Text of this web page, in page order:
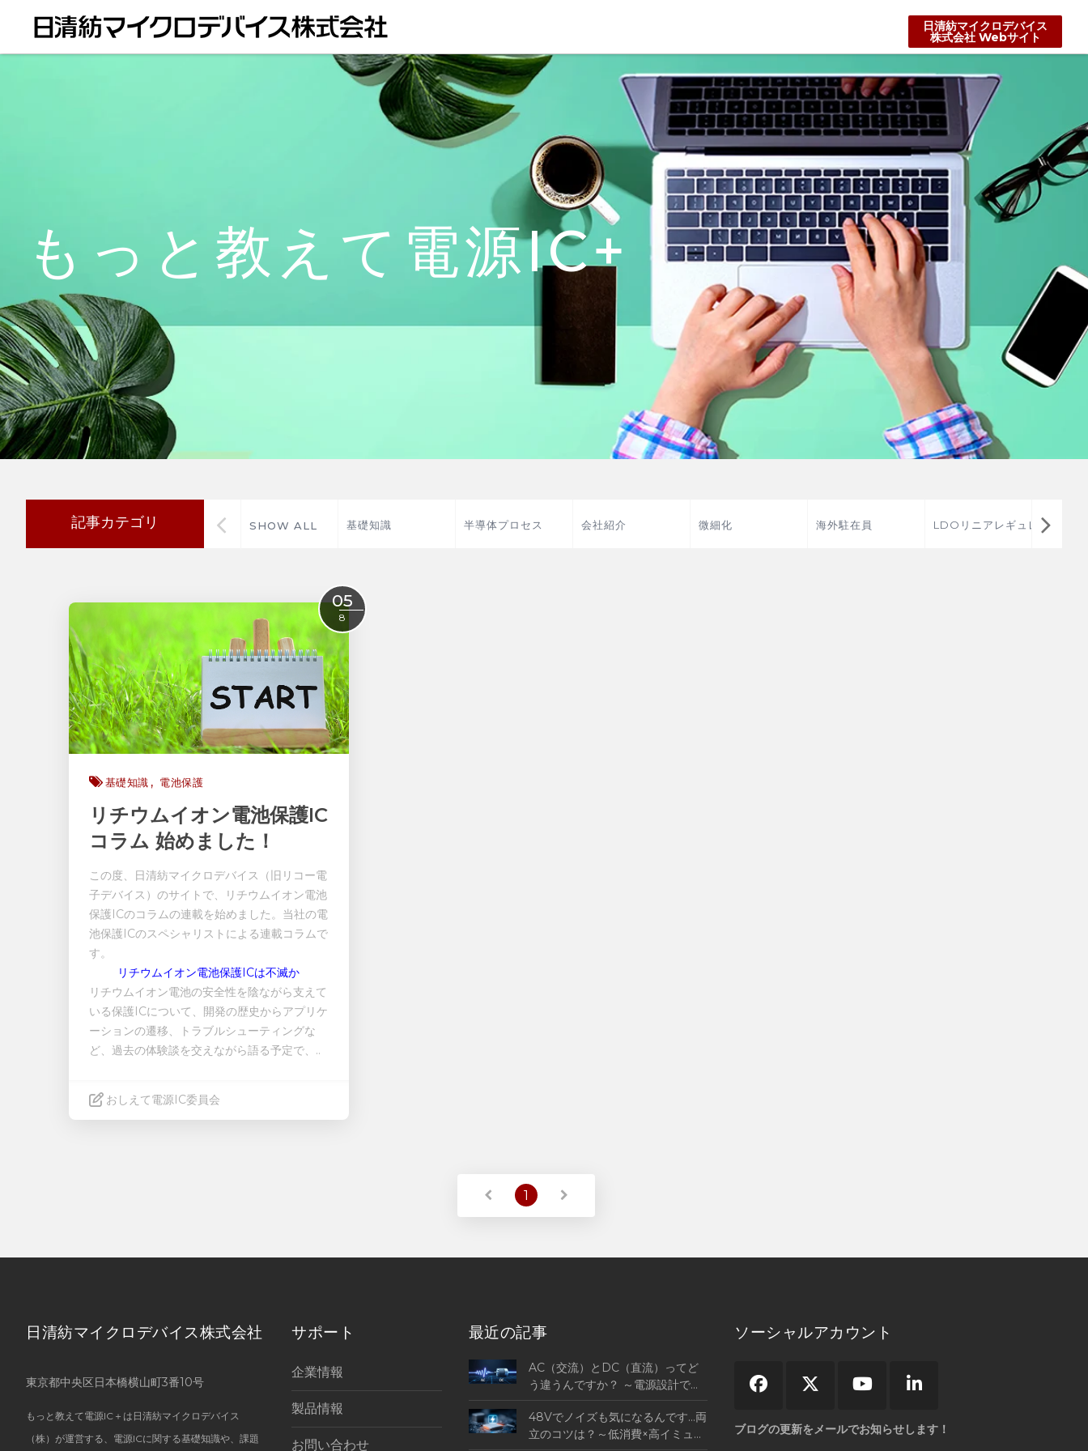
日清紡マイクロデバイス
株式会社 Webサイト
もっと教えて電源IC+
記事カテゴリ SHOW ALL 基礎知識 半導体プロセス 会社紹介 微細化 海外駐在員 LDOリニアレギュレ
05
8
基礎知識 電池保護
リチウムイオン電池保護IC
コラム 始めました！
この度、日清紡マイクロデバイス（旧リコー電
子デバイス）のサイトで、リチウムイオン電池
保護ICのコラムの連載を始めました。当社の電
池保護ICのスペシャリストによる連載コラムで
す。
リチウムイオン電池保護ICは不滅か
リチウムイオン電池の安全性を陰ながら支えて
いる保護ICについて、開発の歴史からアプリケ
ーションの遷移、トラブルシューティングな
ど、過去の体験談を交えながら語る予定で、 ..
おしえて電源IC委員会
1
日清紡マイクロデバイス株式会社
東京都中央区日本橋横山町3番10号
もっと教えて電源IC＋は日清紡マイクロデバイス
（株）が運営する、電源ICに関する基礎知識や、課題
サポート
企業情報
製品情報
お問い合わせ
最近の記事
AC（交流）とDC（直流）ってど
う違うんですか？ ～電源設計で押
さえる待機電力とEMIの基本～
48Vでノイズも気になるんです…両
立のコツは？～低消費×高イミュニ
ソーシャルアカウント
ブログの更新をメールでお知らせします！